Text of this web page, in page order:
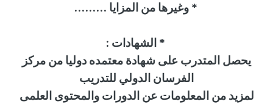
* وغيرها من المزايا .........
* الشهادات
يحصل المتدرب على شهادة معتمده دوليا من مركز
الفرسان الدولي للتدريب
لمزيد من المعلومات عن الدورات والمحتوى العلمى